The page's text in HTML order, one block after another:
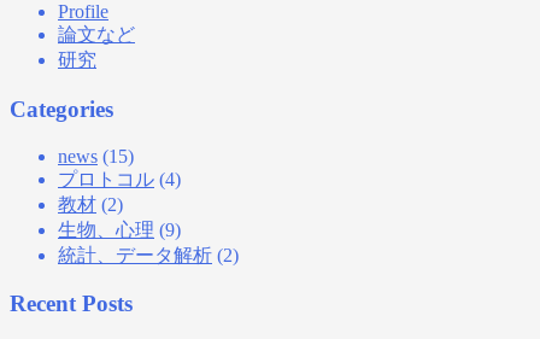
Profile
論文など
研究
Categories
news (15)
プロトコル (4)
教材 (2)
生物、心理 (9)
統計、データ解析 (2)
Recent Posts